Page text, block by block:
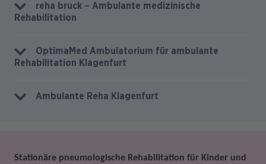
reha bruck – Ambulante medizinische
Rehabilitation
OptimaMed Ambulatorium für ambulante
Rehabilitation Klagenfurt
Ambulante Reha Klagenfurt
Stationäre pneumologische Rehabilitation für Kinder und